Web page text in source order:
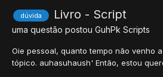
dúvida Livro - Script
uma questão postou GuhPk Scripts
Oie pessoal, quanto tempo não venho
tópico. auhasuhaush' Então, estou